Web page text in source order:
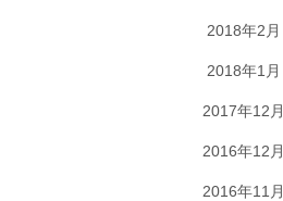
2018年2月
2018年1月
2017年12月
2016年12月
2016年11月